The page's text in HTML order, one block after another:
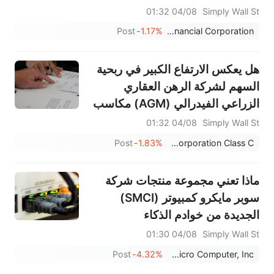
Simply Wall St
04/08 01:32
CNA Financial Corporation
-1.17%
Post
هل يعكس الارتفاع الكبير في ربحية
السهم لشركة الرهن العقاري
الزراعي الفيدرالي (AGM) مكاسب
أعمق وأكثر استدامة في الكفاءة؟
Simply Wall St
04/08 01:32
Federal Agricultural Mortgage Corporation Class C
-1.83%
Post
ماذا تعني مجموعة منتجات شركة
سوبر مايكرو كمبيوتر (SMCI)
الجديدة من خوادم الذكاء
الاصطناعي وخوادم H15
للمساهمين؟
Simply Wall St
04/08 01:30
Super Micro Computer, Inc.
-4.32%
Post